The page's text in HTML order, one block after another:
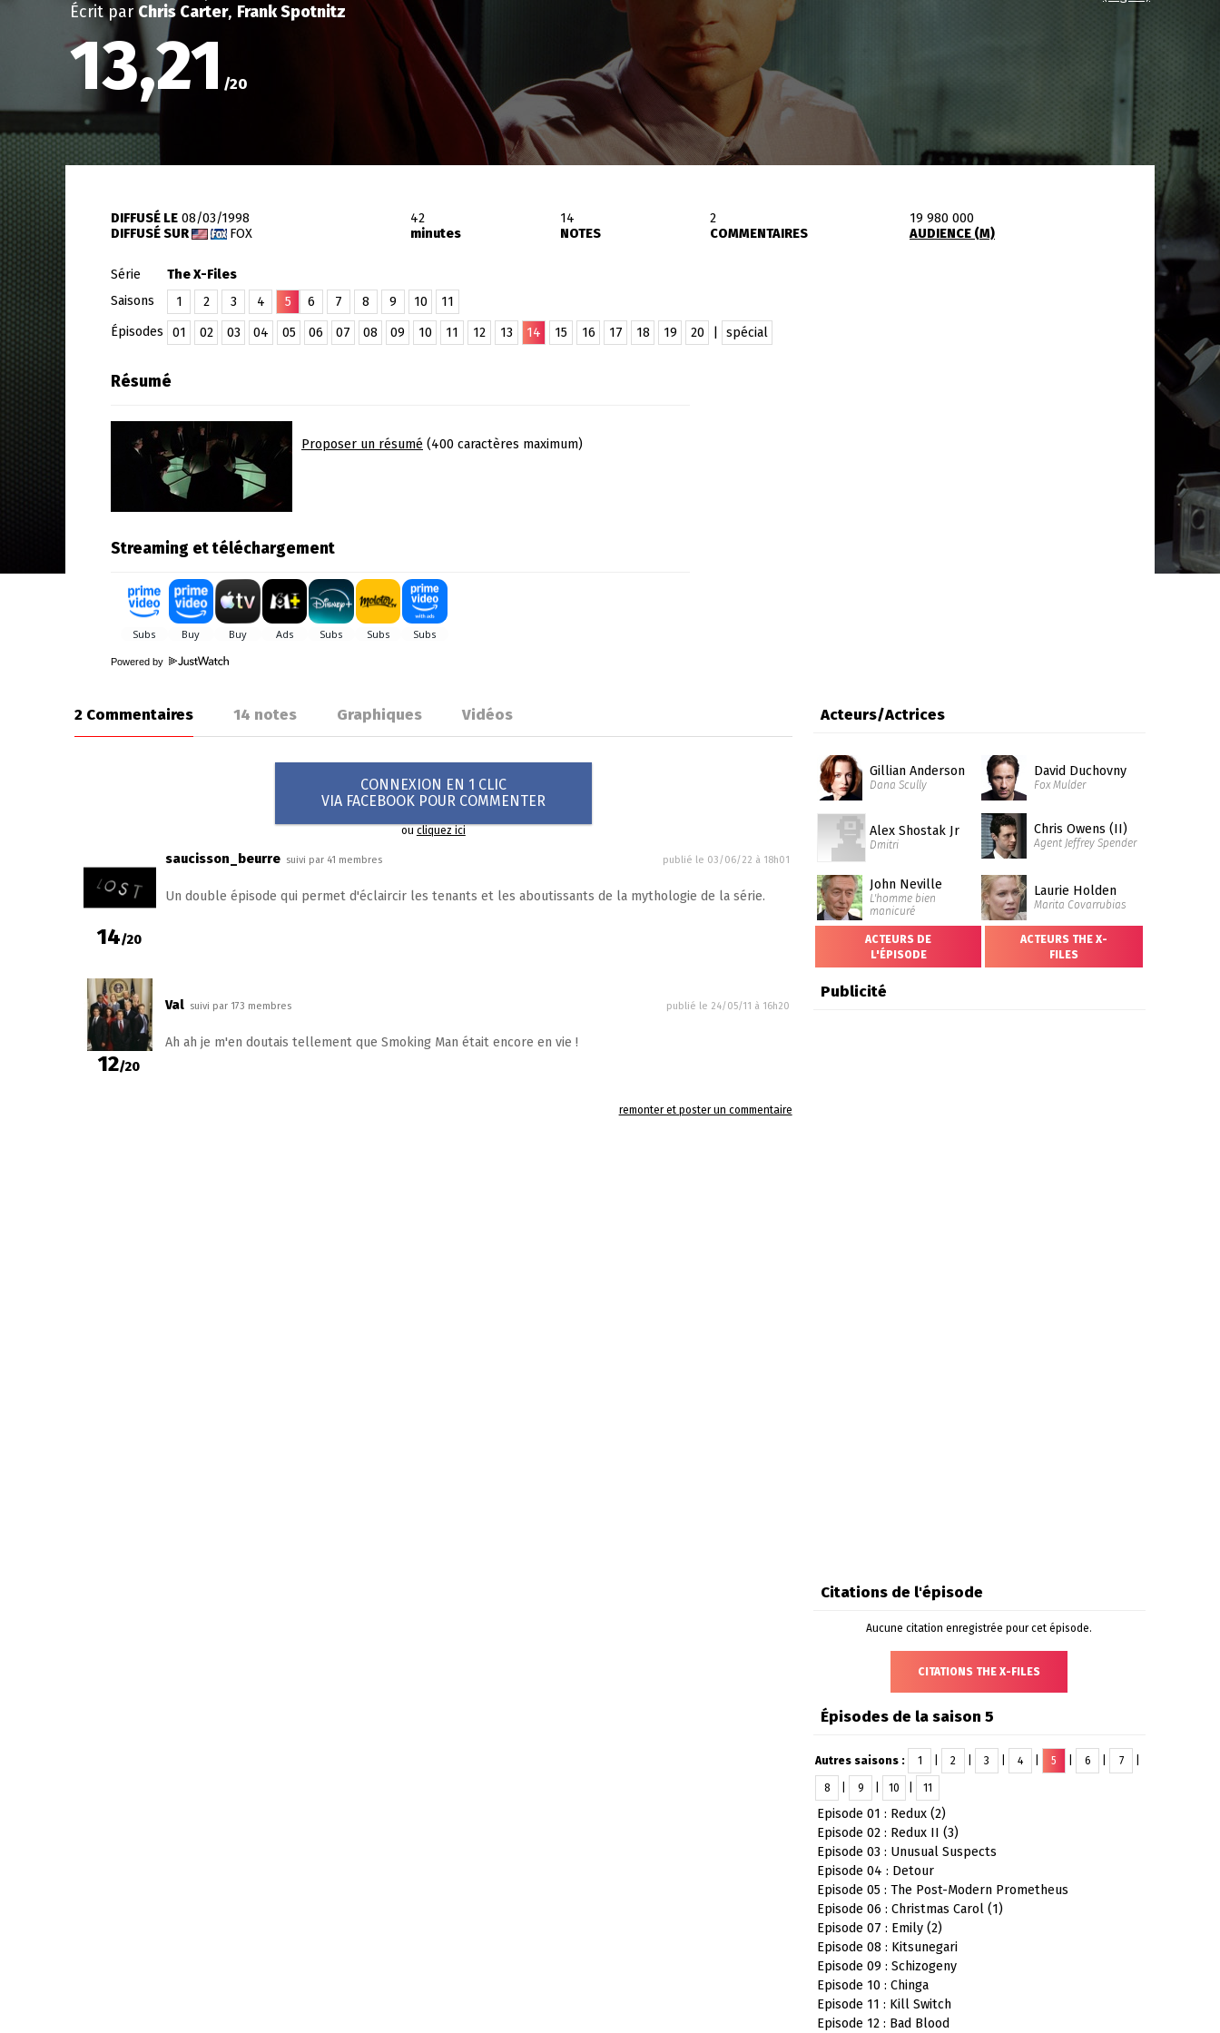
Écrit par Chris Carter, Frank Spotnitz
13,21 /20
DIFFUSÉ LE 08/03/1998
DIFFUSÉ SUR
FOX
42
minutes
14
NOTES
2
COMMENTAIRES
19 980 000
AUDIENCE (M)
Série
The X-Files
Saisons
1 2 3 4 5 6 7 8 9 10
11
Épisodes
01 02 03 04 05 06 07 08 09 10 11 12 13 14 15 16 17 18 19 20 spécial
Résumé
Proposer un résumé (400 caractères maximum)
Streaming et téléchargement
Powered by
2 Commentaires 14 notes Graphiques Vidéos
CONNEXION EN 1 CLIC
VIA FACEBOOK POUR COMMENTER
oucliquez ici
14/20
saucisson_beurre suivi par 41 membres publié le 03/06/22 à 18h01
Un double épisode qui permet d'éclaircir les tenants et les aboutissants de la mythologie de la série.
12/20
Val suivi par 173 membres publié le 24/05/11 à 16h20
Ah ah je m'en doutais tellement que Smoking Man était encore en vie !
remonter et poster un commentaire
Acteurs/Actrices
Gillian Anderson
Dana Scully
David Duchovny
Fox Mulder
Alex Shostak Jr
Dmitri
Chris Owens (II)
Agent Jeffrey Spender
John Neville
L'homme bien
manicuré
Laurie Holden
Marita Covarrubias
ACTEURS DE
L'ÉPISODE
ACTEURS THE X-
FILES
Publicité
Citations de l'épisode
Aucune citation enregistrée pour cet épisode.
CITATIONS THE X-FILES
Épisodes de la saison 5
Autres saisons : 1 2 3 4 5 6 7
8 9 10 11
Episode 01 : Redux (2)
Episode 02 : Redux II (3)
Episode 03 : Unusual Suspects
Episode 04 : Detour
Episode 05 : The Post-Modern Prometheus
Episode 06 : Christmas Carol (1)
Episode 07 : Emily (2)
Episode 08 : Kitsunegari
Episode 09 : Schizogeny
Episode 10 : Chinga
Episode 11 : Kill Switch
Episode 12 : Bad Blood